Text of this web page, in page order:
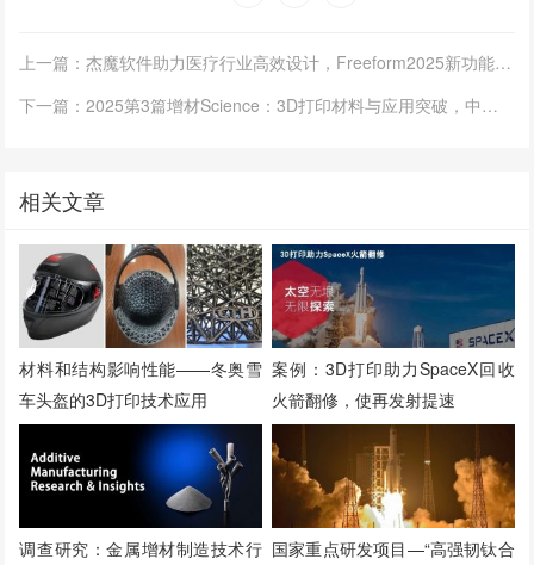
上一篇：杰魔软件助力医疗行业高效设计，Freeform2025新功能深度解析
下一篇：2025第3篇增材Science：3D打印材料与应用突破，中国学者一作！
相关文章
材料和结构影响性能——冬奥雪
车头盔的3D打印技术应用
案例：3D打印助力SpaceX回收
火箭翻修，使再发射提速
调查研究：金属增材制造技术行 国家重点研发项目—“高强韧钛合